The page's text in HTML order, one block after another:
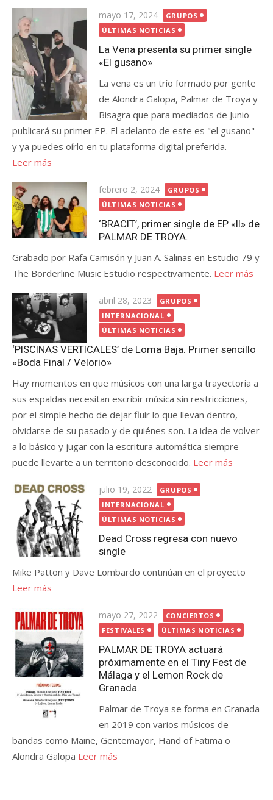
Publicada
el
mayo 17, 2024
GRUPOS
ÚLTIMAS NOTICIAS
La Vena presenta su primer single
«El gusano»
La vena es un trío formado por gente
de Alondra Galopa, Palmar de Troya y
Bisagra que para mediados de Junio
publicará su primer EP. El adelanto de este es "el gusano"
y ya puedes oírlo en tu plataforma digital preferida.
Leer más
Publicada
el
febrero 2, 2024
GRUPOS
ÚLTIMAS NOTICIAS
‘BRACIT’, primer single de EP «II» de
PALMAR DE TROYA.
Grabado por Rafa Camisón y Juan A. Salinas en Estudio 79 y
The Borderline Music Estudio respectivamente. Leer más
Publicada
el
abril 28, 2023
GRUPOS
INTERNACIONAL
ÚLTIMAS NOTICIAS
‘PISCINAS VERTICALES’ de Loma Baja. Primer sencillo
«Boda Final / Velorio»
Hay momentos en que músicos con una larga trayectoria a
sus espaldas necesitan escribir música sin restricciones,
por el simple hecho de dejar fluir lo que llevan dentro,
olvidarse de su pasado y de quiénes son. La idea de volver
a lo básico y jugar con la escritura automática siempre
puede llevarte a un territorio desconocido. Leer más
Publicada
el
julio 19, 2022
GRUPOS
INTERNACIONAL
ÚLTIMAS NOTICIAS
Dead Cross regresa con nuevo
single
Mike Patton y Dave Lombardo continúan en el proyecto
Leer más
Publicada
el
mayo 27, 2022
CONCIERTOS
FESTIVALES
ÚLTIMAS NOTICIAS
PALMAR DE TROYA actuará
próximamente en el Tiny Fest de
Málaga y el Lemon Rock de
Granada.
Palmar de Troya se forma en Granada
en 2019 con varios músicos de
bandas como Maine, Gentemayor, Hand of Fatima o
Alondra Galopa Leer más